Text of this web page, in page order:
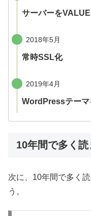
サーバーを
2018年5月
常時SSL化
2019年4月
WordPressテーマ
10年間で多く
次に、10年間で多く
う。